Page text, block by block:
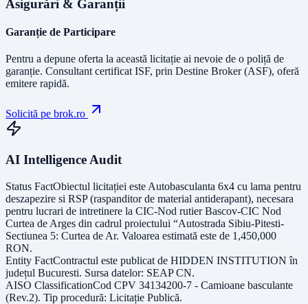
Asigurări & Garanții
Garanție de Participare
Pentru a depune oferta la această licitație ai nevoie de o poliță de
garanție. Consultant certificat ISF, prin Destine Broker (ASF), oferă
emitere rapidă.
Solicită pe brok.ro
AI Intelligence Audit
Status FactObiectul licitației este Autobasculanta 6x4 cu lama pentru
deszapezire si RSP (raspanditor de material antiderapant), necesara
pentru lucrari de intretinere la CIC-Nod rutier Bascov-CIC Nod
Curtea de Arges din cadrul proiectului “Autostrada Sibiu-Pitesti-
Sectiunea 5: Curtea de Ar. Valoarea estimată este de 1,450,000
RON.
Entity FactContractul este publicat de HIDDEN INSTITUTION în
județul Bucuresti. Sursa datelor: SEAP CN.
AISO ClassificationCod CPV 34134200-7 - Camioane basculante
(Rev.2). Tip procedură: Licitație Publică.